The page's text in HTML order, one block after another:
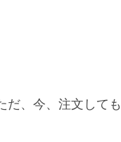
、今、注文して